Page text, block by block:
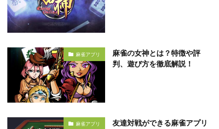
麻雀アプリ
麻雀の女神とは？特徴や評
判、遊び方を徹底解説！
麻雀アプリ
友達対戦ができる麻雀アプリ